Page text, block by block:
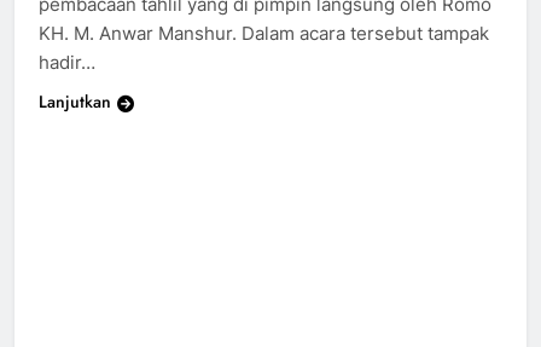
KH. M. Anwar Manshur. Dalam acara tersebut tampak
hadir…
Lanjutkan